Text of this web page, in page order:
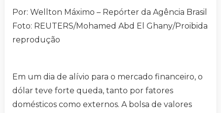
Por: Wellton Máximo – Repórter da Agência Brasil
Foto: REUTERS/Mohamed Abd El Ghany/Proibida
reprodução
Em um dia de alívio para o mercado financeiro, o
dólar teve forte queda, tanto por fatores
domésticos como externos. A bolsa de valores